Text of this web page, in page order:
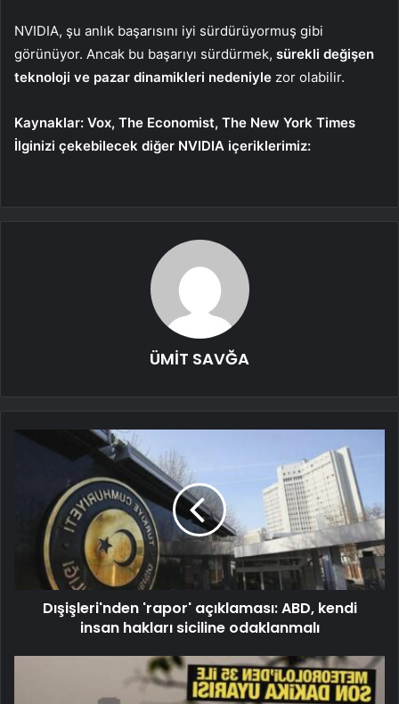
NVIDIA, şu anlık başarısını iyi sürdürüyormuş gibi
görünüyor. Ancak bu başarıyı sürdürmek, sürekli değişen
teknoloji ve pazar dinamikleri nedeniyle zor olabilir.
Kaynaklar: Vox, The Economist, The New York Times
İlginizi çekebilecek diğer NVIDIA içeriklerimiz:
ÜMİT SAVĞA
Dışişleri'nden 'rapor' açıklaması: ABD, kendi
insan hakları siciline odaklanmalı